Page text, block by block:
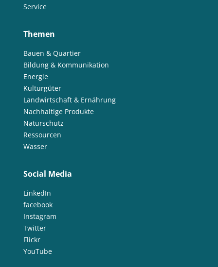
Service
Themen
Bauen & Quartier
Bildung & Kommunikation
Energie
Kulturgüter
Landwirtschaft & Ernährung
Nachhaltige Produkte
Naturschutz
Ressourcen
Wasser
Social Media
LinkedIn
facebook
Instagram
Twitter
Flickr
YouTube